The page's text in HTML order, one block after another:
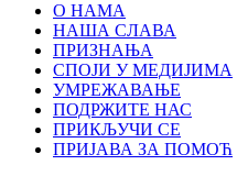
О НАМА
НАША СЛАВА
ПРИЗНАЊА
СПОЈИ У МЕДИЈИМА
УМРЕЖАВАЊЕ
ПОДРЖИТЕ НАС
ПРИКЉУЧИ СЕ
ПРИЈАВА ЗА ПОМОЋ